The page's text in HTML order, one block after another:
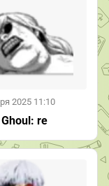
2025 11:10
re